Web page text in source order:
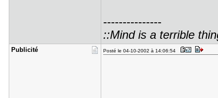
---------------
::Mind is a terrible
Publicité Posté le 04-10-2002 à 14:06:54